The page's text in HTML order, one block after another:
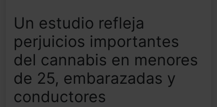
Un estudio refleja
perjuicios importantes
del cannabis en menores
de 25, embarazadas y
conductores